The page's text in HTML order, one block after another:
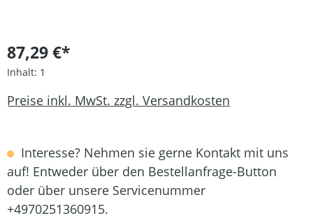
87,29 €*
Inhalt: 1
Preise inkl. MwSt. zzgl. Versandkosten
Interesse? Nehmen sie gerne Kontakt mit uns
auf! Entweder über den Bestellanfrage-Button
oder über unsere Servicenummer
+4970251360915.